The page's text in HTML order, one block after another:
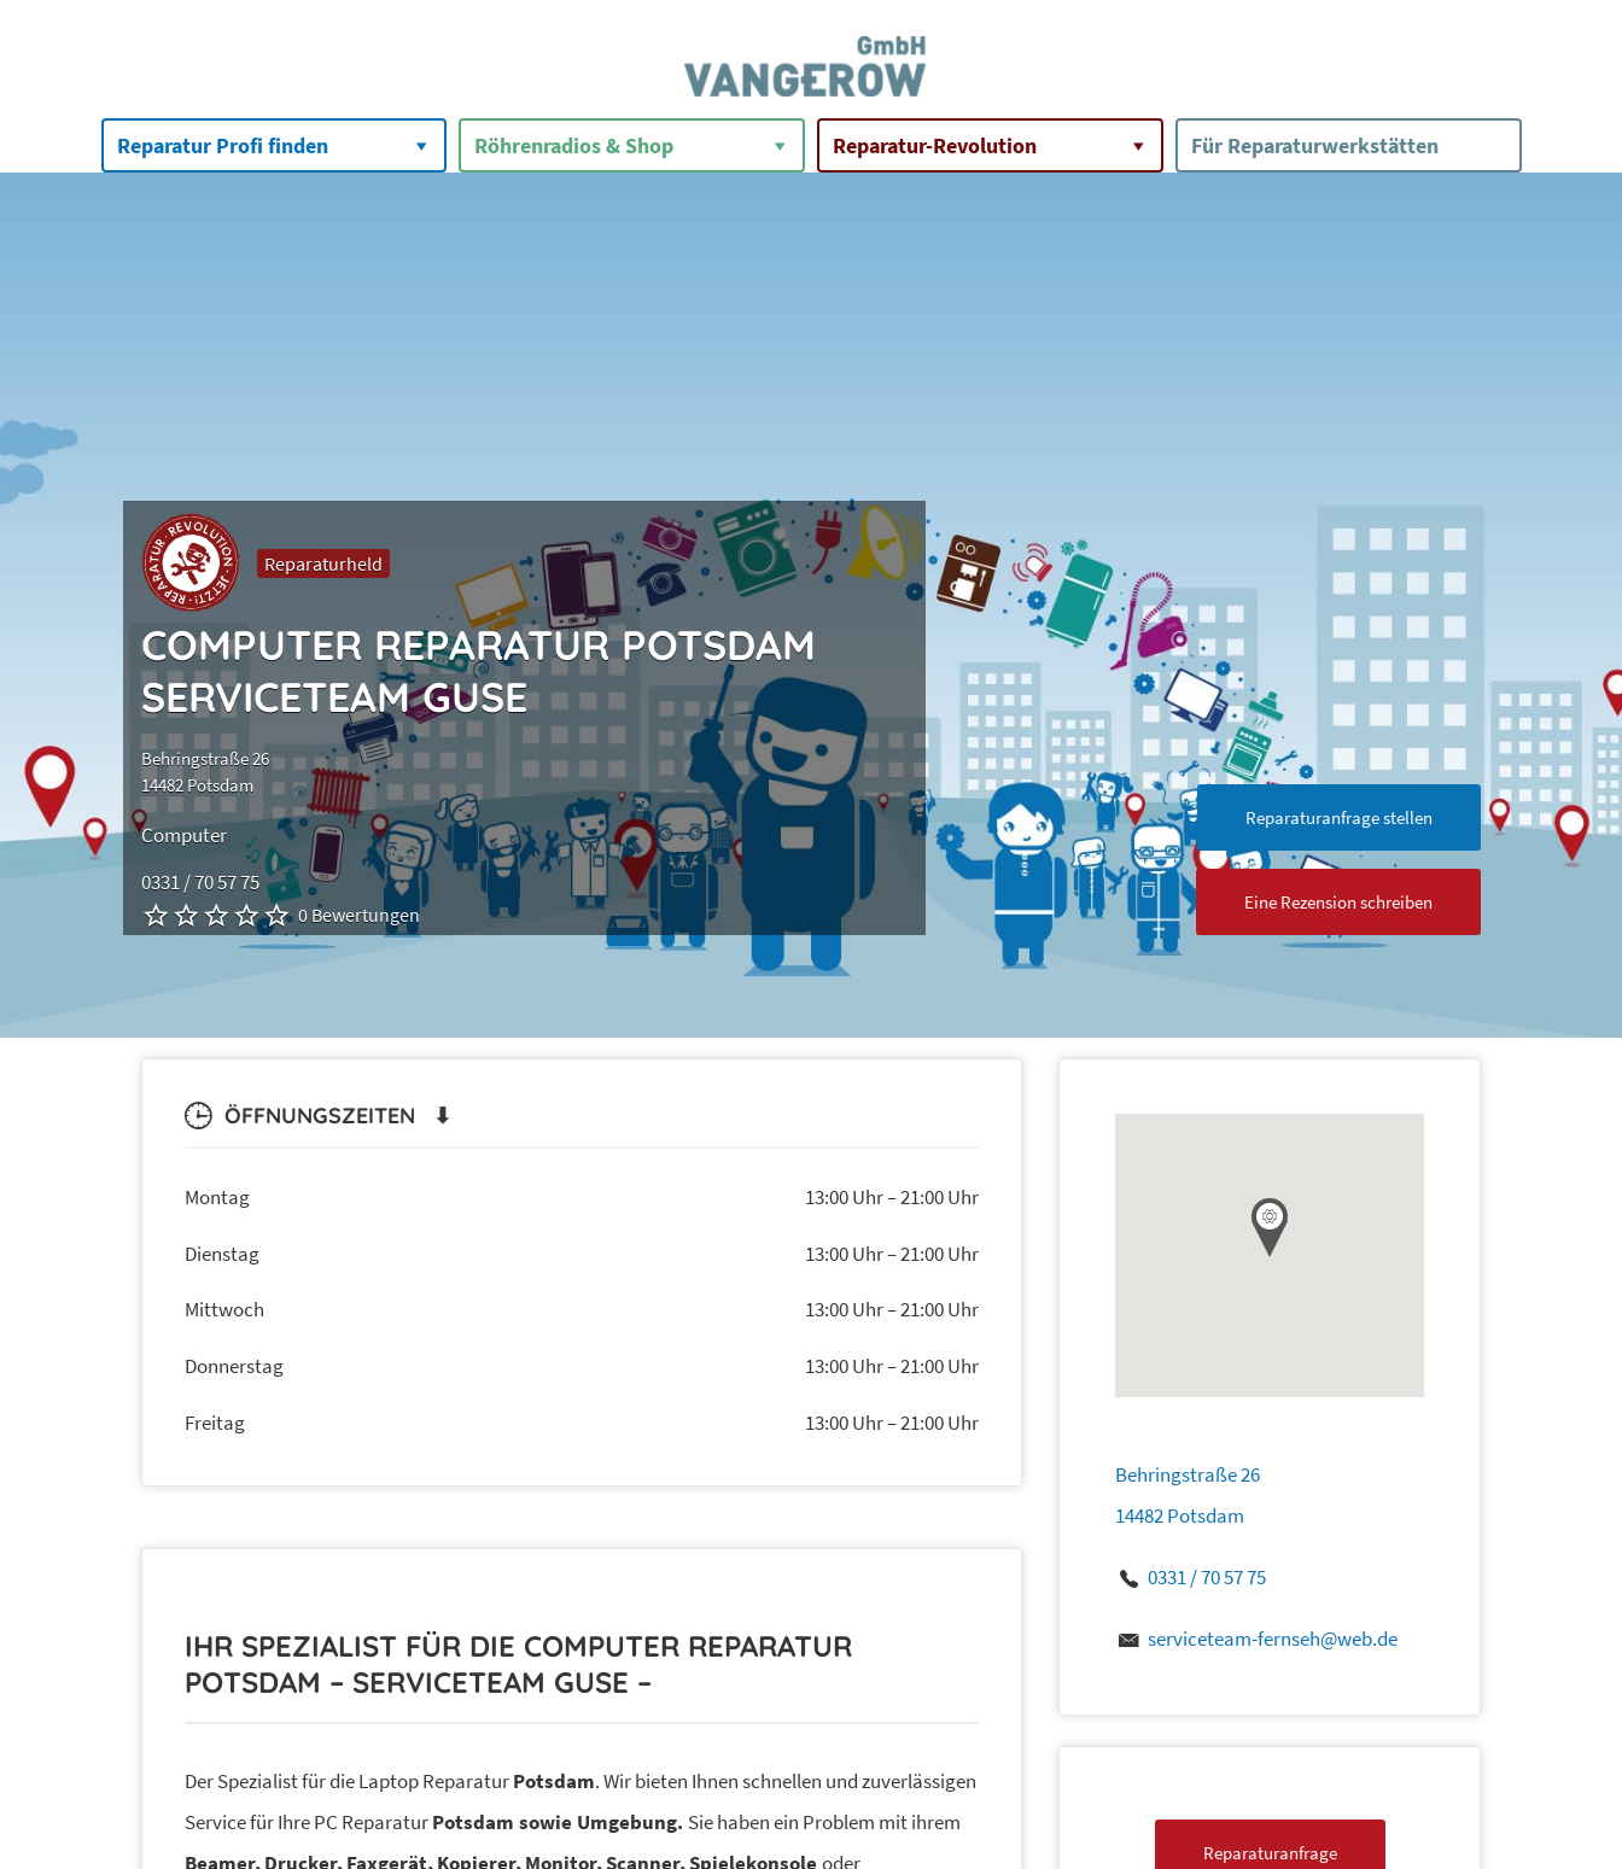
Reparatur Profi finden Röhrenradios & Shop Reparatur-Revolution Für Reparaturwerkstätten
Reparaturheld
COMPUTER REPARATUR POTSDAM
SERVICETEAM GUSE
Behringstraße 26
14482 Potsdam
Computer
0331 / 70 57 75
0 Bewertungen
Reparaturanfrage stellen
Eine Rezension schreiben
ÖFFNUNGSZEITEN ⬇
Montag 13:00 Uhr–21:00 Uhr
Dienstag 13:00 Uhr–21:00 Uhr
Mittwoch 13:00 Uhr–21:00 Uhr
Donnerstag 13:00 Uhr–21:00 Uhr
Freitag 13:00 Uhr–21:00 Uhr
IHR SPEZIALIST FÜR DIE COMPUTER REPARATUR
POTSDAM – SERVICETEAM GUSE –
Der Spezialist für die Laptop ReparaturPotsdam. Wir bieten Ihnen schnellen und zuverlässigen
Service für Ihre PC ReparaturPotsdam sowie Umgebung. Sie haben ein Problem mit ihrem
Beamer, Drucker, Faxgerät, Kopierer, Monitor, Scanner, Spielekonsoleoder
Behringstraße 26
14482 Potsdam
0331 / 70 57 75
serviceteam-fernseh@web.de
Reparaturanfrage